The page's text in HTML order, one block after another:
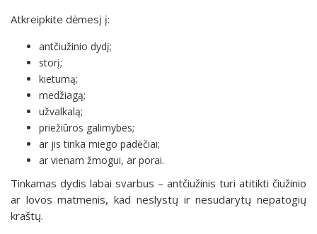
Atkreipkite dėmesį į:
antčiužinio dydį;
storį;
kietumą;
medžiagą;
užvalkalą;
priežiūros galimybes;
ar jis tinka miego padėčiai;
ar vienam žmogui, ar porai.
Tinkamas dydis labai svarbus – antčiužinis turi atitikti čiužinio
ar lovos matmenis, kad neslystų ir nesudarytų nepatogių
kraštų.